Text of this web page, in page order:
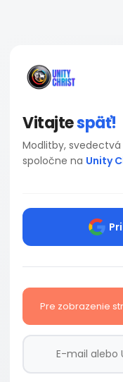
Vitajtespäť!
Modlitby,
spoločne na Unity
Pre zobrazenie